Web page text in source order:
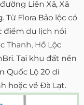
Liên Xã, Xã
Từ Flora Bảo lộc có
điểm du lịch nổi
Thanh, Hồ Lộc
Tại khu đất nền
Quốc Lộ 20 di
hoặc về Đà Lạt.